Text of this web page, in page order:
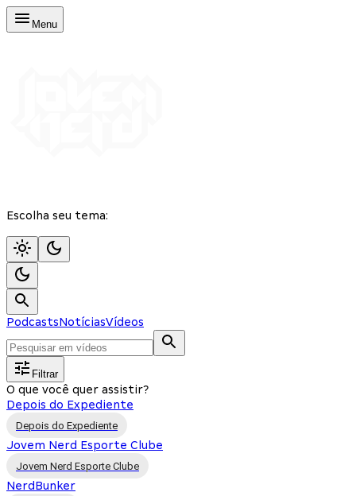
Menu
Escolha seu tema:
PodcastsNotíciasVídeos
Filtrar
O que você quer assistir?
Depois do Expediente
Depois do Expediente
Jovem Nerd Esporte Clube
Jovem Nerd Esporte Clube
NerdBunker